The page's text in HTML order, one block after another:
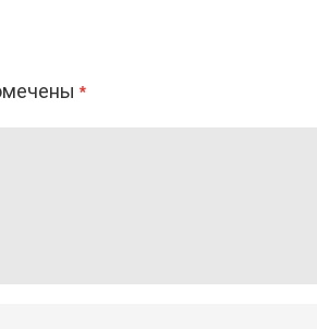
*